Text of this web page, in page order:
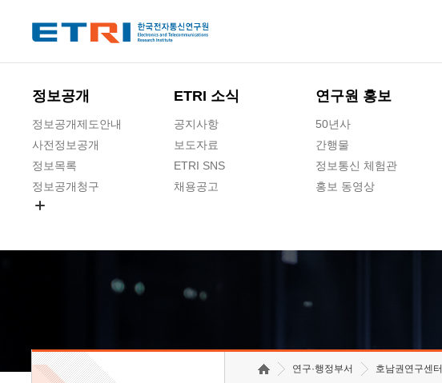
정보공개
정보공개제도안내
사전정보공개
정보목록
정보공개청구
ETRI 소식
공지사항
보도자료
ETRI SNS
채용공고
연구원 홍보
50년사
간행물
정보통신 체험관
홍보 동영상
연구·행정부서 호남권연구센터